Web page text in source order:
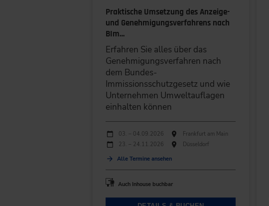
Praktische Umsetzung des Anzeige-
und Genehmigungsverfahrens nach
BIm…
Erfahren Sie alles über das
Genehmigungsverfahren nach
dem Bundes-
Immissionsschutzgesetz und wie
Unternehmen Umweltauflagen
einhalten können
Durchführungen
Veranstaltungsdatum Veranstaltungsort
03. – 04.09.2026
Frankfurt am Main
23. – 24.11.2026
Düsseldorf
Alle Termine ansehen
Auch Inhouse buchbar